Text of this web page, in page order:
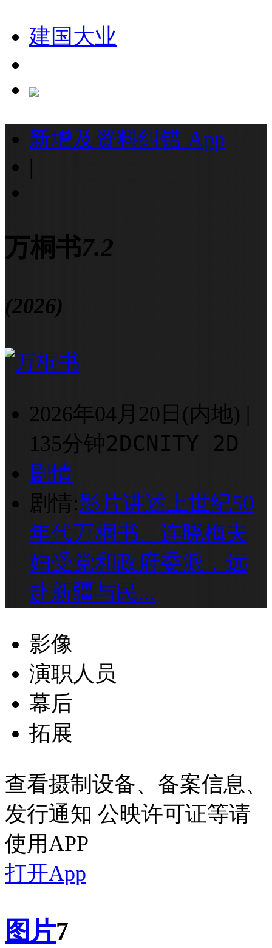
建国大业
新增及资料纠错 App
|
万桐书7.2
(2026)
2026年04月20日(内地) |
135分钟2DCNITY 2D
剧情
剧情:影片讲述上世纪50
年代万桐书、连晓梅夫
妇受党和政府委派，远
赴新疆与民...
影像
演职人员
幕后
拓展
查看摄制设备、备案信息、
发行通知 公映许可证等请
使用APP
打开App
图片7